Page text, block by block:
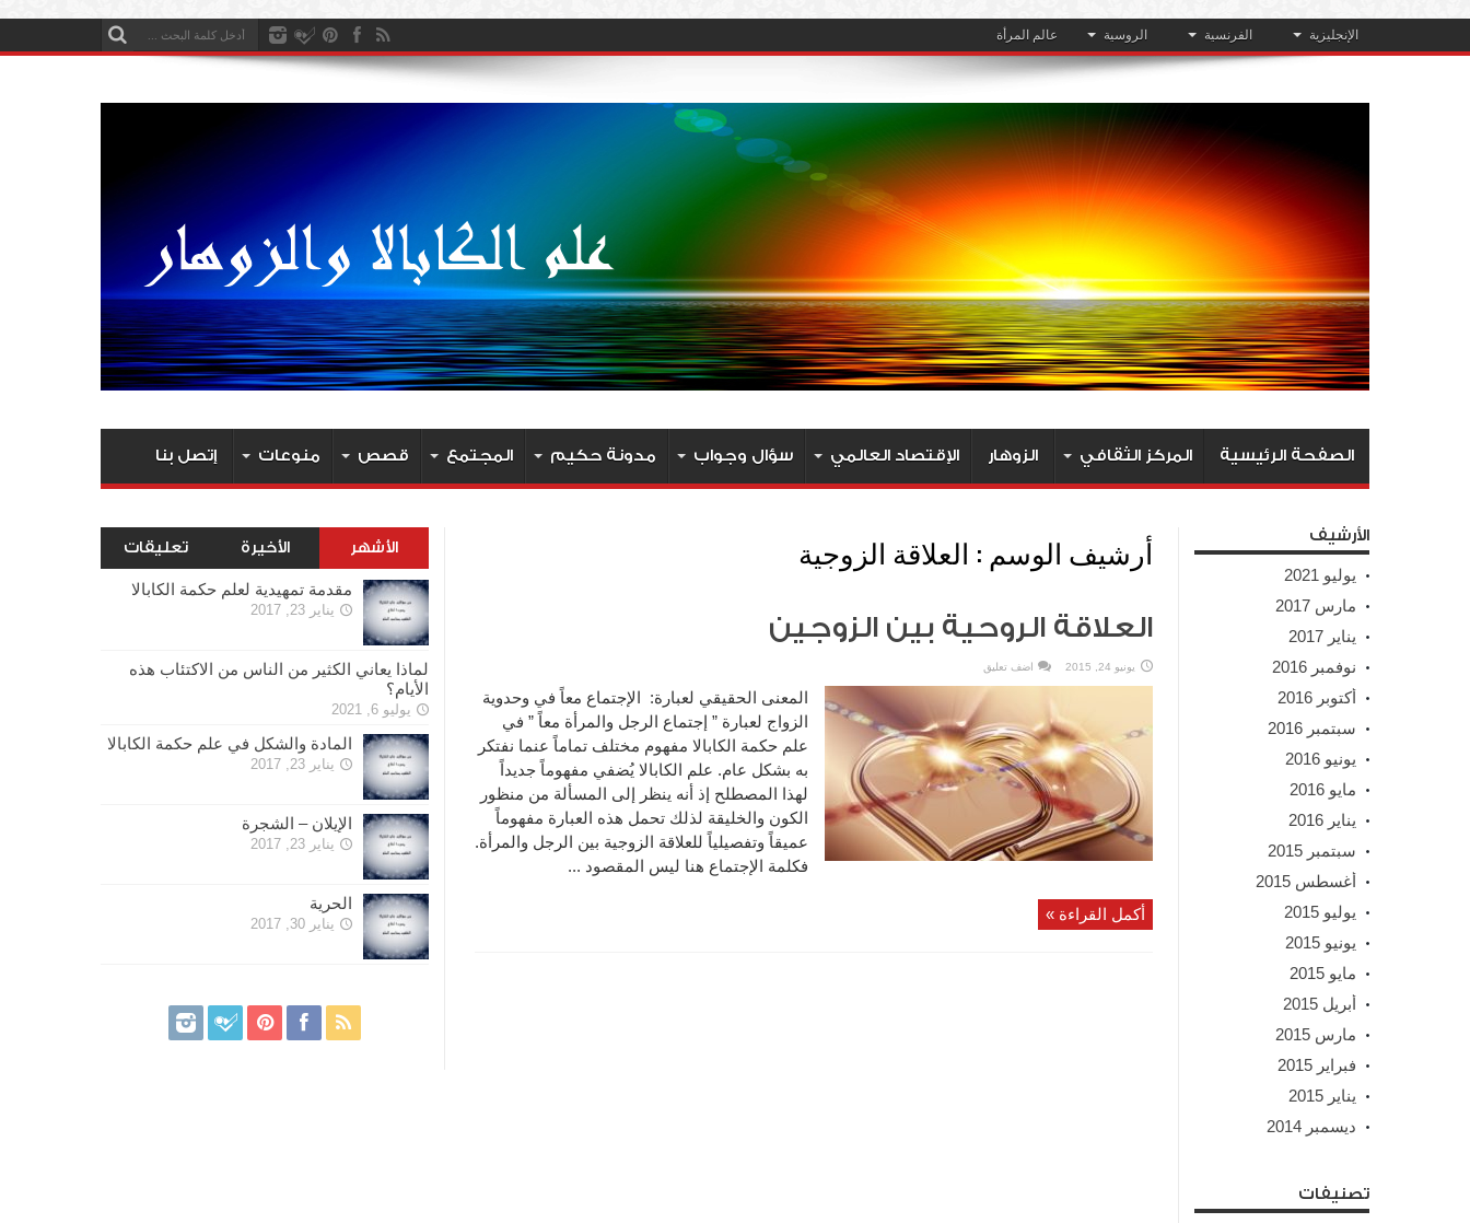
الإنجليزية الفرنسية الروسية عالم المرأة
الصفحة الرئيسية المركز الثقافي الزوهار الإقتصاد العالمي سؤال وجواب مدونة حكيم المجتمع قصص منوعات إتصل بنا
أرشيف الوسم : العلاقة الزوجية
العلاقة الروحية بين الزوجين
يونيو 24, 2015 اضف تعليق
المعنى الحقيقي لعبارة: الإجتماع معاً في وحدوية
الزواج لعبارة ” إجتماع الرجل والمرأة معاً ” في
علم حكمة الكابالا مفهوم مختلف تماماً عنما نفتكر
به بشكل عام. علم الكابالا يُضفي مفهوماً جديداً
لهذا المصطلح إذ أنه ينظر إلى المسألة من منظور
الكون والخليقة لذلك تحمل هذه العبارة مفهوماً
عميقاً وتفصيلياً للعلاقة الزوجية بين الرجل والمرأة.
فكلمة الإجتماع هنا ليس المقصود ...
أكمل القراءة »
الأرشيف
يوليو 2021
مارس 2017
يناير 2017
نوفمبر 2016
أكتوبر 2016
سبتمبر 2016
يونيو 2016
مايو 2016
يناير 2016
سبتمبر 2015
أغسطس 2015
يوليو 2015
يونيو 2015
مايو 2015
أبريل 2015
مارس 2015
فبراير 2015
يناير 2015
ديسمبر 2014
تصنيفات
الأشهر الأخيرة تعليقات
مقدمة تمهيدية لعلم حكمة الكابالا
يناير 23, 2017
لماذا يعاني الكثير من الناس من الاكتئاب هذه
الأيام؟
يوليو 6, 2021
المادة والشكل في علم حكمة الكابالا
يناير 23, 2017
الإيلان – الشجرة
يناير 23, 2017
الحرية
يناير 30, 2017